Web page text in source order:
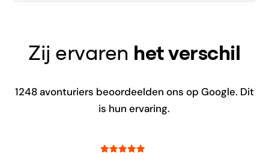
Zij ervaren het verschil
1248avonturiers beoordeelden ons op Google. Dit
is hun ervaring.